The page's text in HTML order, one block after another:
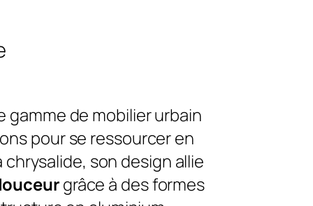
gamme de mobilier urbain
pour se ressourcer en
chrysalide, son design allie
grâce à des formes